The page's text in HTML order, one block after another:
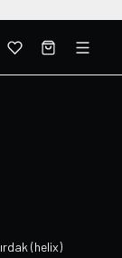
(helix)